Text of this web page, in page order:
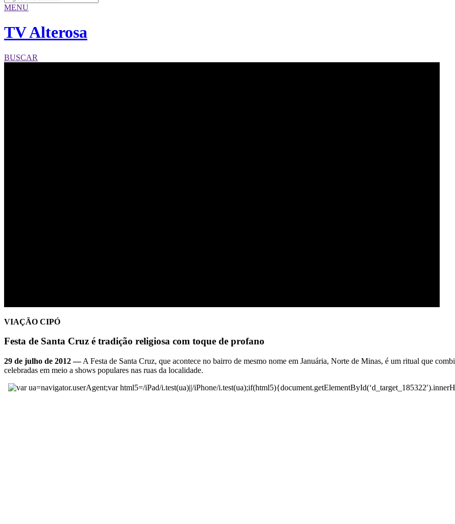
MENU
TV Alterosa
BUSCAR
VIAÇÃO CIPÓ
Festa de Santa Cruz é tradição religiosa com toque de profano
29 de julho de 2012 —A Festa de Santa Cruz, que acontece no bairro de mesmo nome em Januária, Norte de Minas, é um ritual que
celebradas em meio a shows populares nas ruas da localidade.
var ua=navigator.userAgent;var html5=/iPad/i.test(ua)||/iPhone/